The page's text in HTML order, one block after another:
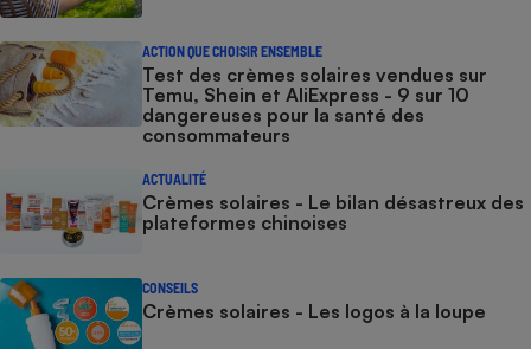
ACTION QUE CHOISIR ENSEMBLE
Test des crèmes solaires vendues sur
Temu, Shein et AliExpress - 9 sur 10
dangereuses pour la santé des
consommateurs
ACTUALITÉ
Crèmes solaires - Le bilan désastreux des
plateformes chinoises
CONSEILS
Crèmes solaires - Les logos à la loupe